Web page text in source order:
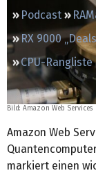
Podcast
RX 9000
CPU-Rangliste
Bild: Amazon Web Services
Amazon Web
markiert einen